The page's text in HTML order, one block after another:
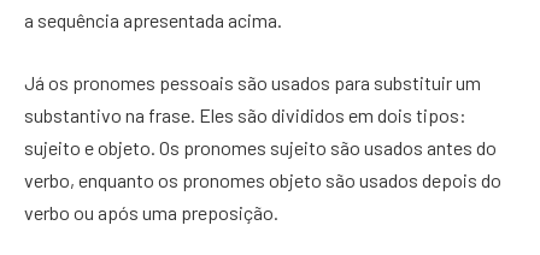
a sequência apresentada acima.
Já os pronomes pessoais são usados para substituir um
substantivo na frase. Eles são divididos em dois tipos:
sujeito e objeto. Os pronomes sujeito são usados antes do
verbo, enquanto os pronomes objeto são usados depois do
verbo ou após uma preposição.